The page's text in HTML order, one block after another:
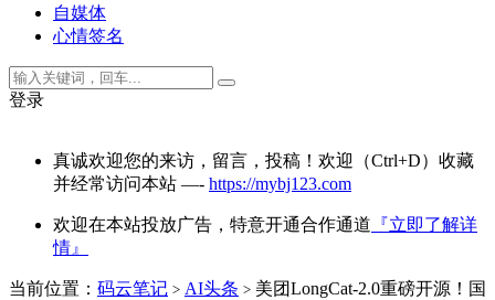
自媒体
心情签名
登录
真诚欢迎您的来访，留言，投稿！欢迎（Ctrl+D）收藏
并经常访问本站 —- https://mybj123.com
欢迎在本站投放广告，特意开通合作通道 『立即了解详
情』
当前位置： 码云笔记 > AI头条 > 美团LongCat-2.0重磅开源！国